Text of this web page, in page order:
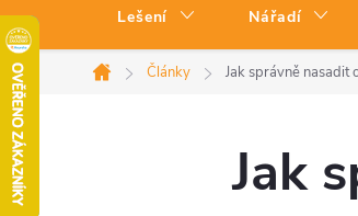
Lešení Nářadí
Domů
Články Jak správně nasadit
Jak